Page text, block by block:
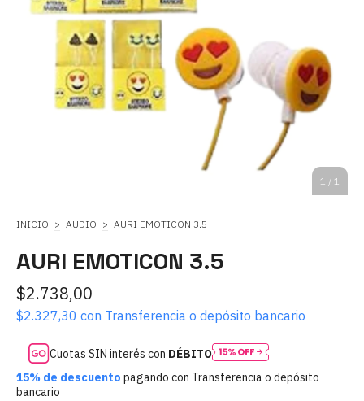
1 / 1
INICIO > AUDIO > AURI EMOTICON 3.5
AURI EMOTICON 3.5
$2.738,00
$2.327,30 con Transferencia o depósito bancario
Cuotas SIN interés con DÉBITO
15% de descuento pagando con Transferencia o depósito
bancario